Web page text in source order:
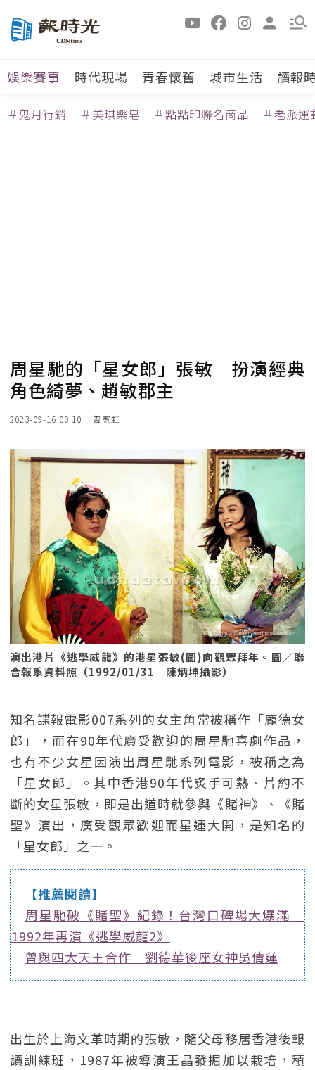
娛樂賽事 時代現場 青春懷舊 城市生活 讀報
＃鬼月行銷 ＃美琪樂皂 ＃點點印聯名商品 ＃老派運
周星馳的「星女郎」張敏 扮演經典
角色綺夢、趙敏郡主
2023-09-16 00:10 曾憲虹
演出港片《逃學威龍》的港星張敏(圖)向觀眾拜年。圖／聯
合報系資料照（1992/01/31 陳炳坤攝影）
知名諜報電影007系列的女主角常被稱作「龐德女
郎」，而在90年代廣受歡迎的周星馳喜劇作品，
也有不少女星因演出周星馳系列電影，被稱之為
「星女郎」。其中香港90年代炙手可熱、片約不
斷的女星張敏，即是出道時就參與《賭神》、《賭
聖》演出，廣受觀眾歡迎而星運大開，是知名的
「星女郎」之一。
【推薦閱讀】
周星馳破《賭聖》紀錄！台灣口碑場大爆滿
1992年再演《逃學威龍2》
曾與四大天王合作 劉德華後座女神吳倩蓮
出生於上海文革時期的張敏，隨父母移居香港後報
讀訓練班，1987年被導演王晶發掘加以栽培，積